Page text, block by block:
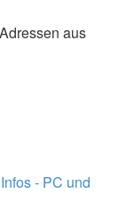
aus
- PC und